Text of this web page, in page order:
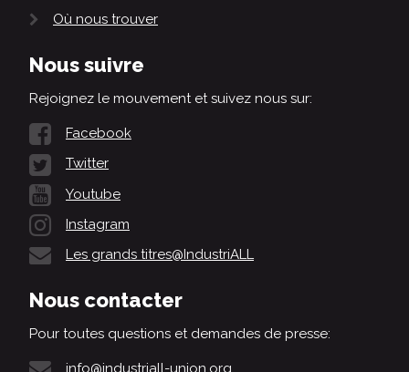
Où nous trouver
Nous suivre
Rejoignez le mouvement et suivez nous sur:
Facebook
Twitter
Youtube
Instagram
Les grands titres@IndustriALL
Nous contacter
Pour toutes questions et demandes de presse:
info@industriall-union.org